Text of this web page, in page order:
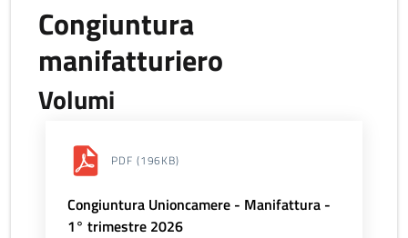
Congiuntura
manifatturiero
Volumi
PDF (196KB)
Congiuntura Unioncamere - Manifattura -
1° trimestre 2026